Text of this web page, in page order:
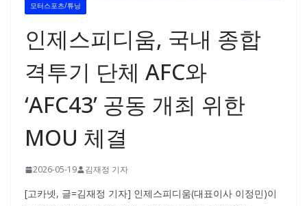
모터스포츠/튜닝
인제스피디움, 국내 종합
격투기 단체 AFC와
‘AFC43’ 공동 개최 위한
MOU 체결
2026-05-19 김재정 기자
[고카넷, 글=김재정 기자] 인제스피디움(대표이사 이정민)이